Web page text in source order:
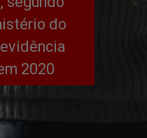
do
2020